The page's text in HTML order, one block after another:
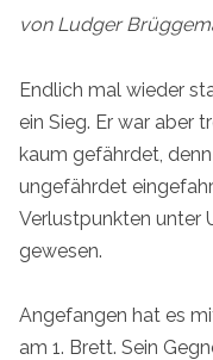
von Ludger
Endlich mal wieder
ein Sieg. Er war aber
kaum gefährdet,
ungefährdet
Verlustpunkten unter
gewesen.
Angefangen hat es
am 1. Brett. Sein